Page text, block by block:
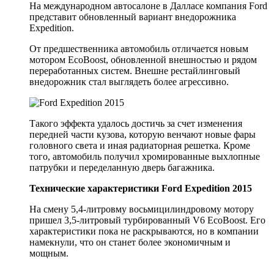
На международном автосалоне в Далласе компания Ford
представит обновленный вариант внедорожника
Expedition.
От предшественника автомобиль отличается новым
мотором EcoBoost, обновленной внешностью и рядом
переработанных систем. Внешне рестайлинговый
внедорожник стал выглядеть более агрессивно.
Такого эффекта удалось достичь за счет изменения
передней части кузова, которую венчают новые фары
головного света и иная радиаторная решетка. Кроме
того, автомобиль получил хромированные выхлопные
патрубки и переделанную дверь багажника.
Технические характеристики Ford Expedition 2015
На смену 5,4-литровму восьмицилиндровому мотору
пришел 3,5-литровый турбированный V6 EcoBoost. Его
характеристики пока не раскрываются, но в компании
намекнули, что он станет более экономичным и
мощным.